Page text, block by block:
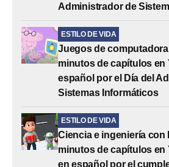
Administrador de
ESTILO DE VIDA
Juegos de
minutos de capítulos en
español por el Día del
Sistemas Informáticos
ESTILO DE VIDA
Ciencia e ingeniería con
minutos de capítulos en
en español por el